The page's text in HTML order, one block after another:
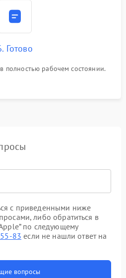
Готово
полностью рабочем состоянии.
с приведенными ниже
либо обратиться в
по следующему
83 если не нашли ответ на
вопросы